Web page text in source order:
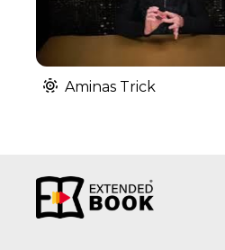
Aminas Trick